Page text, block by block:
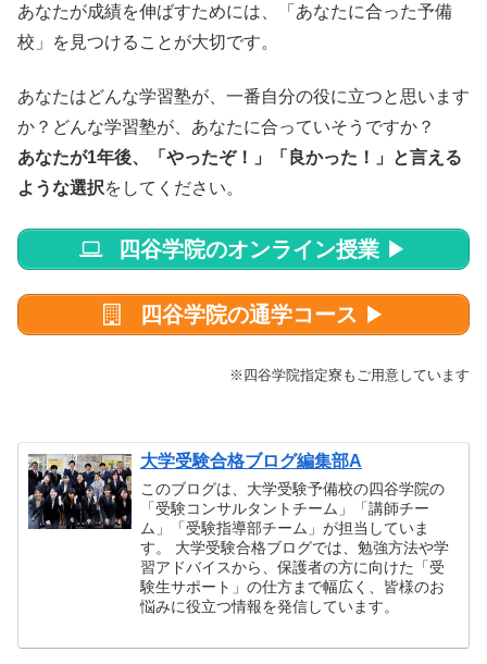
あなたが成績を伸ばすためには、「あなたに合った予備
校」を見つけることが大切です。
あなたはどんな学習塾が、一番自分の役に立つと思います
か？どんな学習塾が、あなたに合っていそうですか？
あなたが1年後、「やったぞ！」「良かった！」と言える
ような選択をしてください。
四谷学院のオンライン授業 ▶
四谷学院の通学コース ▶
※四谷学院指定寮もご用意しています
大学受験合格ブログ編集部A
このブログは、大学受験予備校の四谷学院の
「受験コンサルタントチーム」「講師チー
ム」「受験指導部チーム」が担当していま
す。 大学受験合格ブログでは、勉強方法や学
習アドバイスから、保護者の方に向けた「受
験生サポート」の仕方まで幅広く、皆様のお
悩みに役立つ情報を発信しています。